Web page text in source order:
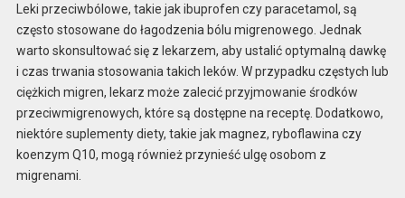
Leki przeciwbólowe, takie jak ibuprofen czy paracetamol, są
często stosowane do łagodzenia bólu migrenowego. Jednak
warto skonsultować się z lekarzem, aby ustalić optymalną dawkę
i czas trwania stosowania takich leków. W przypadku częstych lub
ciężkich migren, lekarz może zalecić przyjmowanie środków
przeciwmigrenowych, które są dostępne na receptę. Dodatkowo,
niektóre suplementy diety, takie jak magnez, ryboflawina czy
koenzym Q10, mogą również przynieść ulgę osobom z
migrenami.